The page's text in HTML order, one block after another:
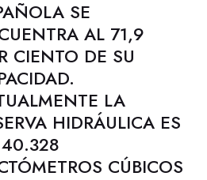
SE
AL 71,9
CIENTO DE SU
LA
HIDRÁULICA ES
CÚBICOS